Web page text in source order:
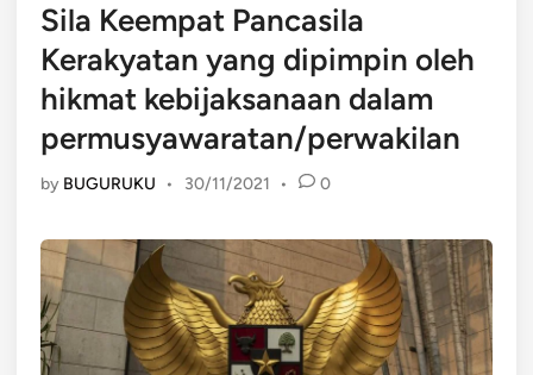
Sila Keempat Pancasila
Kerakyatan yang dipimpin oleh
hikmat kebijaksanaan dalam
permusyawaratan/perwakilan
by BUGURUKU • 30/11/2021 • 0